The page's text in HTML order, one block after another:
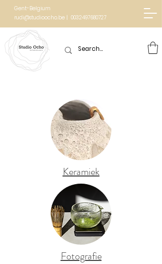
Gent-Belgium
rudi@studioocho.be | 0032497680727
Keramiek
Fotografie